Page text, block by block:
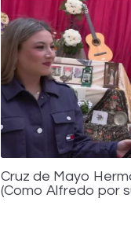
Cruz de Mayo
(Como Alfredo por